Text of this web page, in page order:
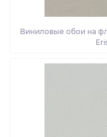
Виниловые обои на